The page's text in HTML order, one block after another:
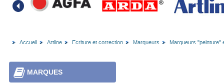
Accueil Artline Ecriture et correction Marqueurs Marqueurs "peinture"
MARQUES